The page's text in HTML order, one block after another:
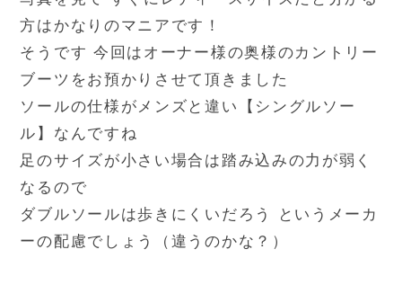
方はかなりのマニアです！
そうです 今回はオーナー様の奥様のカントリー
ブーツをお預かりさせて頂きました
ソールの仕様がメンズと違い【シングルソー
ル】なんですね
足のサイズが小さい場合は踏み込みの力が弱く
なるので
ダブルソールは歩きにくいだろう というメーカ
ーの配慮でしょう（違うのかな？）